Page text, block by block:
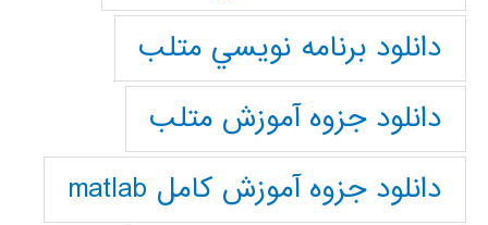
دانلود برنامه نويسي متلب
دانلود جزوه آموزش متلب
دانلود جزوه آموزش کامل matlab